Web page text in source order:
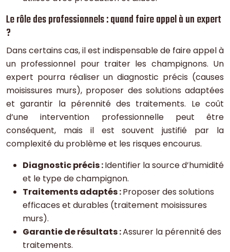
Le rôle des professionnels : quand faire appel à un expert
?
Dans certains cas, il est indispensable de faire appel à
un professionnel pour traiter les champignons. Un
expert pourra réaliser un diagnostic précis (causes
moisissures murs), proposer des solutions adaptées
et garantir la pérennité des traitements. Le coût
d’une intervention professionnelle peut être
conséquent, mais il est souvent justifié par la
complexité du problème et les risques encourus.
Diagnostic précis :Identifier la source d’humidité
et le type de champignon.
Traitements adaptés :Proposer des solutions
efficaces et durables (traitement moisissures
murs).
Garantie de résultats :Assurer la pérennité des
traitements.